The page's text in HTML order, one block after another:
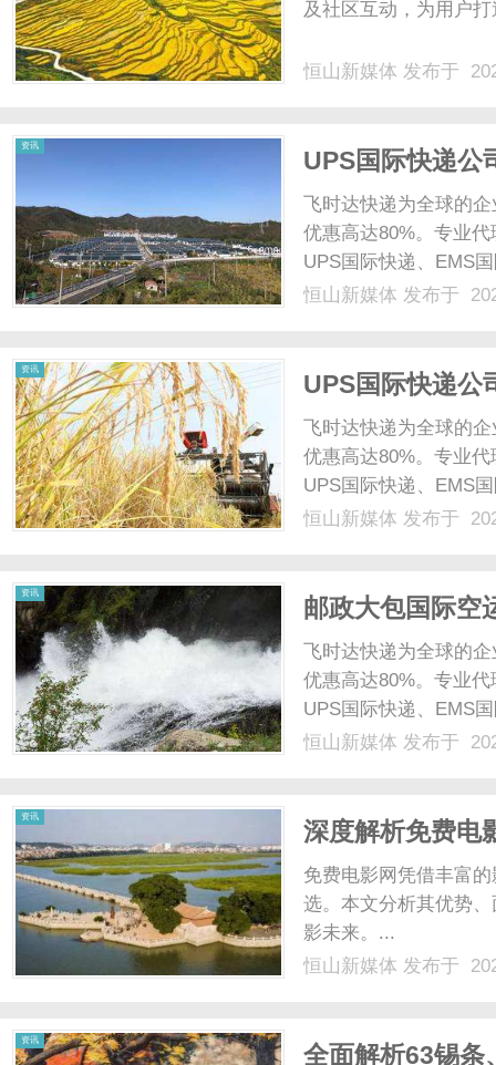
及社区互动，为用户
恒山新媒体 发布于
资讯
UPS国际快递公
合包裹UPS价格
飞时达快递为全球的
优惠高达80%。专业
UPS国际快递、EMS
业务。UPS快递价格
恒山新媒体 发布于
资讯
UPS国际快递公
销价格,UPS快
飞时达快递为全球的
优惠高达80%。专业
UPS国际快递、EMS
业务。
恒山新媒体 发布于
资讯
邮政大包国际空
大包不计尺寸按
飞时达快递为全球的
优惠高达80%。专业
UPS国际快递、EMS
业务。国家SAL续重限
恒山新媒体 发布于
资讯
深度解析免费电
免费电影网凭借丰富
选。本文分析其优势
影未来。...
恒山新媒体 发布于
资讯
全面解析63锡条